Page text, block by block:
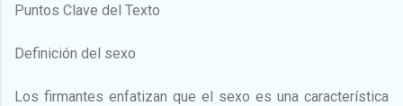
Puntos Clave del Texto
Definición del sexo
Los firmantes enfatizan que el sexo es una característica